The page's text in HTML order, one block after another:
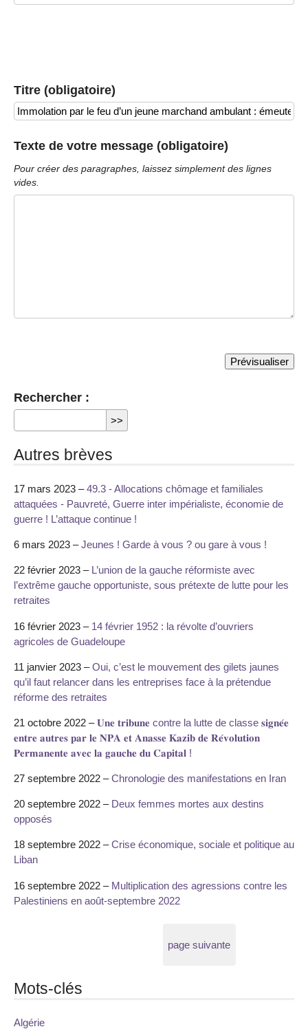
Titre (obligatoire)
Texte de votre message (obligatoire)
Pour créer des paragraphes, laissez simplement des lignes
vides.
Rechercher :
Autres brèves
17 mars 2023 –49.3 - Allocations chômage et familiales
attaquées - Pauvreté, Guerre inter impérialiste, économie de
guerre ! L’attaque continue !
6 mars 2023 –Jeunes ! Garde à vous ? ou gare à vous !
22 février 2023 – L’union de la gauche réformiste avec
l’extrême gauche opportuniste, sous prétexte de lutte pour les
retraites
16 février 2023 – 14 février 1952 : la révolte d’ouvriers
agricoles de Guadeloupe
11 janvier 2023 –Oui, c’est le mouvement des gilets jaunes
qu’il faut relancer dans les entreprises face à la prétendue
réforme des retraites
21 octobre 2022 –𝐔𝐧𝐞 𝐭𝐫𝐢𝐛𝐮𝐧𝐞 contre la lutte de classe 𝐬𝐢𝐠𝐧𝐞́𝐞
𝐞𝐧𝐭𝐫𝐞 𝐚𝐮𝐭𝐫𝐞𝐬 𝐩𝐚𝐫 𝐥𝐞 𝐍𝐏𝐀 𝐞𝐭 𝐀𝐧𝐚𝐬𝐬𝐞 𝐊𝐚𝐳𝐢𝐛 𝐝𝐞 𝐑𝐞́𝐯𝐨𝐥𝐮𝐭𝐢𝐨𝐧
𝐏𝐞𝐫𝐦𝐚𝐧𝐞𝐧𝐭𝐞 𝐚𝐯𝐞𝐜 𝐥𝐚 𝐠𝐚𝐮𝐜𝐡𝐞 𝐝𝐮 𝐂𝐚𝐩𝐢𝐭𝐚𝐥 !
27 septembre 2022 –Chronologie des manifestations en Iran
20 septembre 2022 – Deux femmes mortes aux destins
opposés
18 septembre 2022 –Crise économique, sociale et politique au
Liban
16 septembre 2022 – Multiplication des agressions contre les
Palestiniens en août-septembre 2022
page suivante
Mots-clés
Algérie